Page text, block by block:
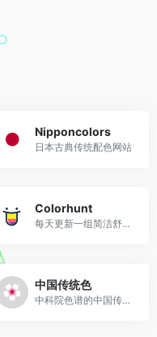
Nipponcolors
日本古典传统配色网站
Colorhunt
每天更新一组简洁舒服的配色方案
中国传统色
中科院色谱的中国传统色